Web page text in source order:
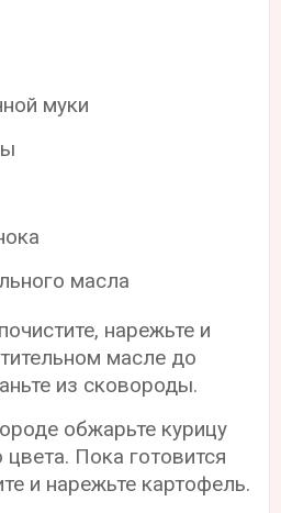
муки
масла
нарежьте и
масле до
из сковороды.
обжарьте курицу
Пока готовится
и нарежьте картофель.